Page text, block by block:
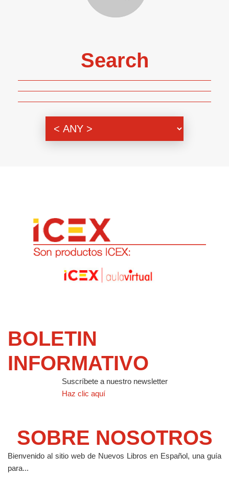
Search
BOLETIN
INFORMATIVO
Suscríbete a nuestro newsletter
Haz clic aquí
SOBRE NOSOTROS
Bienvenido al sitio web de Nuevos Libros en Español, una guía
para...